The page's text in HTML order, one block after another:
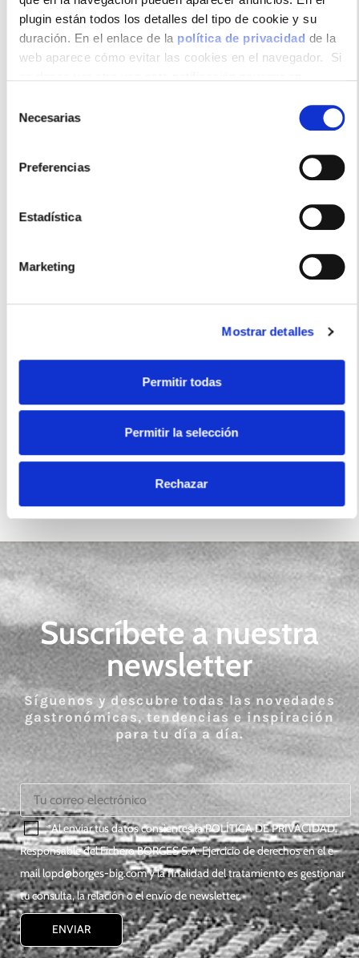
plugin están todos los detalles del tipo de cookie y su
duración. En el enlace de la política de privacidad de la
web aparece cómo evitar las cookies en el navegador. Si
habiendo aceptado las cookies de analytics, Google
permite conocer algunos hábitos de navegación que no le
Necesarias
Preferencias
Estadística
Marketing
Mostrar detalles
Permitir todas
Permitir la selección
Rechazar
Formatos disponibles
Suscríbete a nuestra
newsletter
Síguenos y descubre todas las novedades
gastronómicas, tendencias e inspiración
para tu día a día.
*Al enviar tus datos consientes laPOLÍTICA DE PRIVACIDAD.
Responsable del Fichero BORGES S.A. Ejercicio de derechos en el e-
maillopd@borges-big.comy la finalidad del tratamiento es gestionar
tu consulta, la relación o el envío de newsletter.